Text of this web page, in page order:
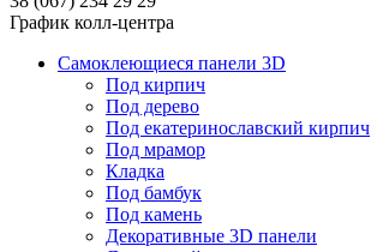
График колл-центра
Самоклеющиеся панели 3D
Под кирпич
Под дерево
Под екатеринославский кирпич
Под мрамор
Кладка
Под бамбук
Под камень
Декоративные 3D панели